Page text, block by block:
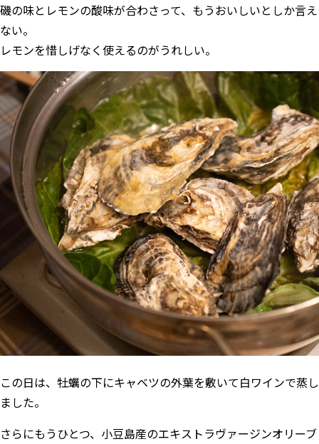
磯の味とレモンの酸味が合わさって、もうおいしいとしか言え
ない。
レモンを惜しげなく使えるのがうれしい。
この日は、牡蠣の下にキャベツの外葉を敷いて白ワインで蒸し
ました。
さらにもうひとつ、小豆島産のエキストラヴァージンオリーブ